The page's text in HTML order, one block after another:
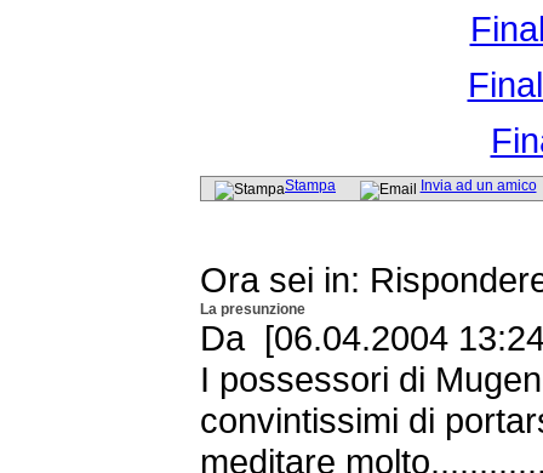
Stampa Invia ad un amico
Ora sei in:
La presunzione
Da [06.04.2004
I possessori di
convintissimi di
meditare